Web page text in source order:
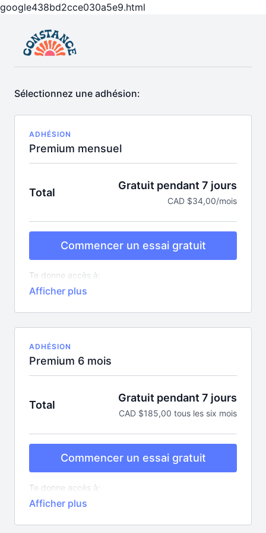
google438bd2cce030a5e9.html
Sélectionnez une adhésion:
ADHÉSION
Premium mensuel
Total
Gratuit pendant 7 jours
CAD $34,00/mois
Commencer un essai gratuit
Te donne accès à:
Tous les cours en ligne pour bouger (plus de 10
nouveaux par semaine)
Plus de 350 recettes
Toutes les nouveautés sans aucun supplément!
ADHÉSION
Premium 6 mois
Total
Gratuit pendant 7 jours
CAD $185,00 tous les six mois
Commencer un essai gratuit
Te donne accès à:
Tous les cours en ligne pour bouger (plus de 10
nouveaux par semaine)
Plus de 350 recettes